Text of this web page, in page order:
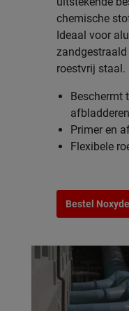
chemische
Ideaal voor
roestvrij staal.
Beschermt
afbladderen
Primer en
Flexibele
Bestel